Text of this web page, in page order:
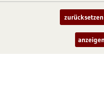
zurücksetzen
anzeigen